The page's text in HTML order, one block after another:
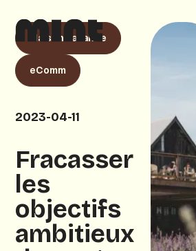
Maison Lavande
eComm
2023-04-11
Fracasser
les
objectifs
ambitieux